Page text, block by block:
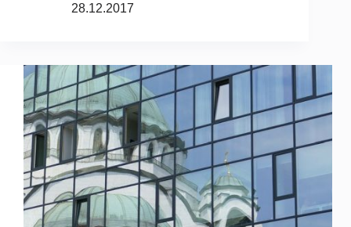
28.12.2017